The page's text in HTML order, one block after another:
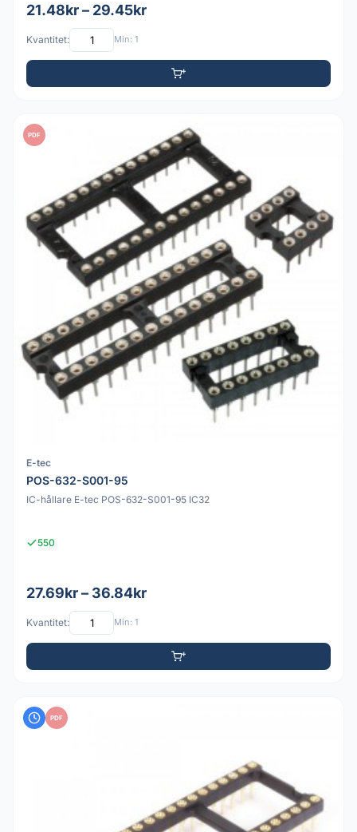
21.48kr – 29.45kr
Kvantitet: Min: 1
PDF
E-tec
POS-632-S001-95
IC-hållare E-tec POS-632-S001-95 IC32
550
27.69kr – 36.84kr
Kvantitet: Min: 1
PDF